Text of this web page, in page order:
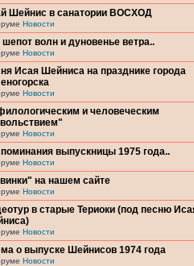
Шейнис в санатории ВОСХОД
Новости
шепот волн и дуновенье ветра..
Новости
Исая Шейниса на празднике города
Новости
и человеческим
Новости
выпускницы 1975 года..
Новости
на нашем сайте
Новости
в старые Териоки (под песню
Новости
о выпуске Шейнисов 1974 года
Новости